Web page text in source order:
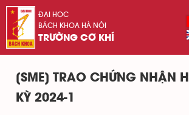
ĐẠI HỌC
BÁCH KHOA HÀ NỘI
TRƯỜNG CƠ KHÍ
[SME] TRAO CHỨNG NHẬN
KỲ 2024-1